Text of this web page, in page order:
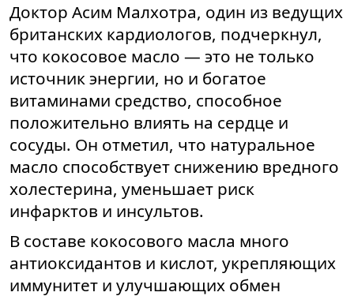
Доктор Асим Малхотра, один из ведущих
британских кардиологов, подчеркнул,
что кокосовое масло — это не только
источник энергии, но и богатое
витаминами средство, способное
положительно влиять на сердце и
сосуды. Он отметил, что натуральное
масло способствует снижению вредного
холестерина, уменьшает риск
инфарктов и инсультов.
В составе кокосового масла много
антиоксидантов и кислот, укрепляющих
иммунитет и улучшающих обмен